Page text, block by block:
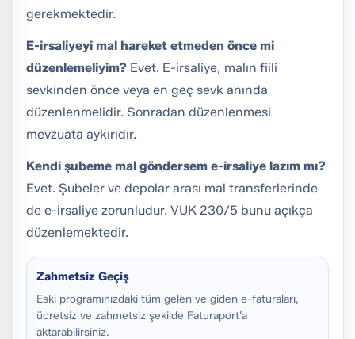
gerekmektedir.
E-irsaliyeyi mal hareket etmeden önce mi
düzenlemeliyim? Evet. E-irsaliye, malın fiili
sevkinden önce veya en geç sevk anında
düzenlenmelidir. Sonradan düzenlenmesi
mevzuata aykırıdır.
Kendi şubeme mal göndersem e-irsaliye lazım mı?
Evet. Şubeler ve depolar arası mal transferlerinde
de e-irsaliye zorunludur. VUK 230/5 bunu açıkça
düzenlemektedir.
Zahmetsiz Geçiş
Eski programınızdaki tüm gelen ve giden e-faturaları,
ücretsiz ve zahmetsiz şekilde Faturaport’a
aktarabilirsiniz.